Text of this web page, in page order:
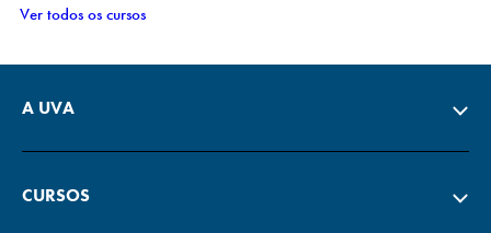
Ver todos os cursos
A UVA
CURSOS